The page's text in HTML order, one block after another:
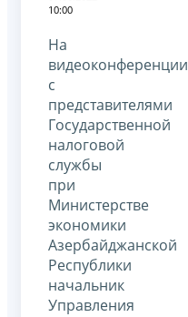
10:00
На
видеоконференции
с
представителями
Государственной
налоговой
службы
при
Министерстве
экономики
Азербайджанской
Республики
начальник
Управления